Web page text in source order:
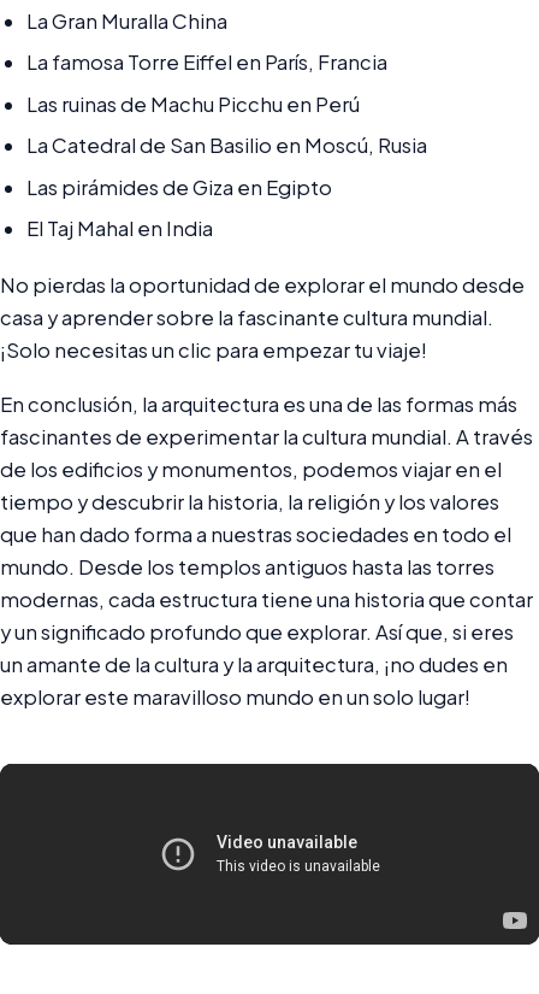
La Gran Muralla China
La famosa Torre Eiffel en París, Francia
Las ruinas de Machu Picchu en Perú
La Catedral de San Basilio en Moscú, Rusia
Las pirámides de Giza en Egipto
El Taj Mahal en India
No pierdas la oportunidad de explorar el mundo desde
casa y aprender sobre la fascinante cultura mundial.
¡Solo necesitas un clic para empezar tu viaje!
En conclusión, la arquitectura es una de las formas más
fascinantes de experimentar la cultura mundial. A través
de los edificios y monumentos, podemos viajar en el
tiempo y descubrir la historia, la religión y los valores
que han dado forma a nuestras sociedades en todo el
mundo. Desde los templos antiguos hasta las torres
modernas, cada estructura tiene una historia que contar
y un significado profundo que explorar. Así que, si eres
un amante de la cultura y la arquitectura, ¡no dudes en
explorar este maravilloso mundo en un solo lugar!